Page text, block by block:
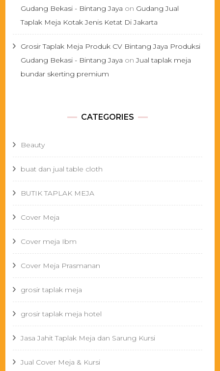
Gudang Bekasi - Bintang Jaya on Gudang Jual
Taplak Meja Kotak Jenis Ketat Di Jakarta
Grosir Taplak Meja Produk CV Bintang Jaya Produksi
Gudang Bekasi - Bintang Jaya onJual taplak meja
bundar skerting premium
CATEGORIES
Beauty
buat dan jual table cloth
BUTIK TAPLAK MEJA
Cover Meja
Cover meja Ibm
Cover Meja Prasmanan
grosir taplak meja
grosir taplak meja hotel
Jasa Jahit Taplak Meja dan Sarung Kursi
Jual Cover Meja & Kursi